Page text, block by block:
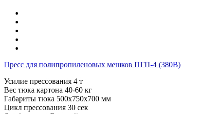
Пресс для полипропиленовых мешков ПГП-4 (380В)
Усилие прессования 4 т
Вес тюка картона 40-60 кг
Габариты тюка 500x750x700 мм
Цикл прессования 30 сек